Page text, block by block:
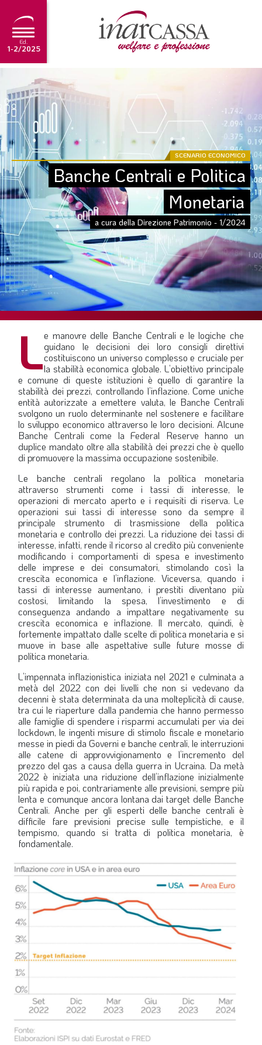
Ed.
1-2/2025
NEWS
EDITORIALE
TUTORIAL
SCADENZARIO
ARCHIVIO
Ultima edizione
1-2/2025
SOMMARIO
EDITORIALE
PREVIDENZA
PROFESSIONE
TERZA PAGINA
LE FOTO DEL FIL ROUGE
IN QUESTO NUMERO
SCENARIO ECONOMICO
SPAZIO APERTO
GOVERNANCE
FONDAZIONE
ASSOCIAZIONI
LA VIGNETTA DI EVASIO
SPECIALE
CAMBIA NUMERO expand_more
SCENARIO ECONOMICO
Banche Centrali e Politica
Monetaria
a cura della Direzione Patrimonio - 1/2024
Le manovre delle Banche Centrali e le logiche che
guidano le decisioni dei loro consigli direttivi
costituiscono un universo complesso e cruciale per
la stabilità economica globale. L’obiettivo principale
e comune di queste istituzioni è quello di garantire la
stabilità dei prezzi, controllando l’inflazione. Come uniche
entità autorizzate a emettere valuta, le Banche Centrali
svolgono un ruolo determinante nel sostenere e facilitare
lo sviluppo economico attraverso le loro decisioni. Alcune
Banche Centrali come la Federal Reserve hanno un
duplice mandato oltre alla stabilità dei prezzi che è quello
di promuovere la massima occupazione sostenibile.
Le banche centrali regolano la politica monetaria
attraverso strumenti come i tassi di interesse, le
operazioni di mercato aperto e i requisiti di riserva. Le
operazioni sui tassi di interesse sono da sempre il
principale strumento di trasmissione della politica
monetaria e controllo dei prezzi. La riduzione dei tassi di
interesse, infatti, rende il ricorso al credito più conveniente
modificando i comportamenti di spesa e investimento
delle imprese e dei consumatori, stimolando così la
crescita economica e l’inflazione. Viceversa, quando i
tassi di interesse aumentano, i prestiti diventano più
costosi, limitando la spesa, l’investimento e di
conseguenza andando a impattare negativamente su
crescita economica e inflazione. Il mercato, quindi, è
fortemente impattato dalle scelte di politica monetaria e si
muove in base alle aspettative sulle future mosse di
politica monetaria.
L’impennata inflazionistica iniziata nel 2021 e culminata a
metà del 2022 con dei livelli che non si vedevano da
decenni è stata determinata da una molteplicità di cause,
tra cui le riaperture dalla pandemia che hanno permesso
alle famiglie di spendere i risparmi accumulati per via dei
lockdown, le ingenti misure di stimolo fiscale e monetario
messe in piedi da Governi e banche centrali, le interruzioni
alle catene di approvvigionamento e l’incremento del
prezzo del gas a causa della guerra in Ucraina. Da metà
2022 è iniziata una riduzione dell’inflazione inizialmente
più rapida e poi, contrariamente alle previsioni, sempre più
lenta e comunque ancora lontana dai target delle Banche
Centrali. Anche per gli esperti delle banche centrali è
difficile fare previsioni precise sulle tempistiche, e il
tempismo, quando si tratta di politica monetaria, è
fondamentale.